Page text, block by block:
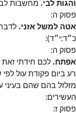
והגות לבי. מחשבות
פסוק ה:
אטה למשל אזני.
כ״ד:י״ד):
פסוק ה:
אפתח. לכם חידתי זאת
רע ביום פקודת עול
מזלזל בהם שהם בעיני
העשירים:
פסוק ז: